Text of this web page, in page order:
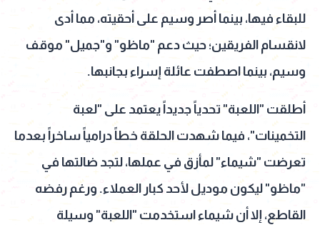
للبقاء فيها، بينما أصر وسيم على أحقيته، مما أدى
لانقسام الفريقين؛ حيث دعم "ماظو" و"جميل" موقف
وسيم، بينما اصطفت عائلة إسراء بجانبها.
أطلقت "اللعبة" تحدياً جديداً يعتمد على "لعبة
التخمينات"، فيما شهدت الحلقة خطاً درامياً ساخراً بعدما
تعرضت "شيماء" لمأزق في عملها، لتجد ضالتها في
"ماظو" ليكون موديل لأحد كبار العملاء. ورغم رفضه
القاطع، إلا أن شيماء استخدمت "اللعبة" وسيلة